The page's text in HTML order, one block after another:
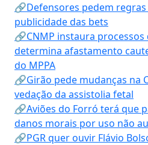
🔗Defensores pedem
publicidade das bets
🔗CNMP instaura processos
determina afastamento
do MPPA
🔗Girão pede mudanças na
vedação da assistolia fetal
🔗Aviões do Forró terá que
danos morais por uso não
🔗PGR quer ouvir Flávio